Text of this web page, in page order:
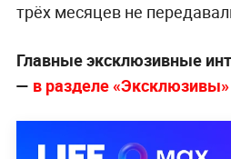
трёх месяцев не
Главные эксклюзивные
— в разделе